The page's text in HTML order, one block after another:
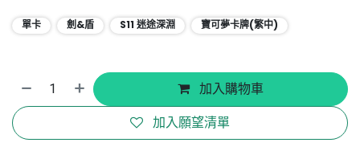
單卡 劍&盾 S11 迷途深淵 寶可夢卡牌(繁中)
加入購物車
加入願望清單